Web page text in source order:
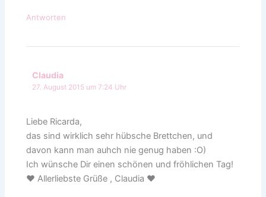
Antworten
Claudia
27. August 2015 um 7:24 Uhr
Liebe Ricarda,
das sind wirklich sehr hübsche Brettchen, und
davon kann man auhch nie genug haben :O)
Ich wünsche Dir einen schönen und fröhlichen Tag!
♥ Allerliebste Grüße , Claudia ♥